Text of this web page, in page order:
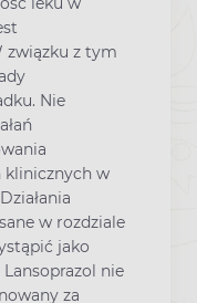
związku z tym
Nie
klinicznych w
w rozdziale
jako
nie
za